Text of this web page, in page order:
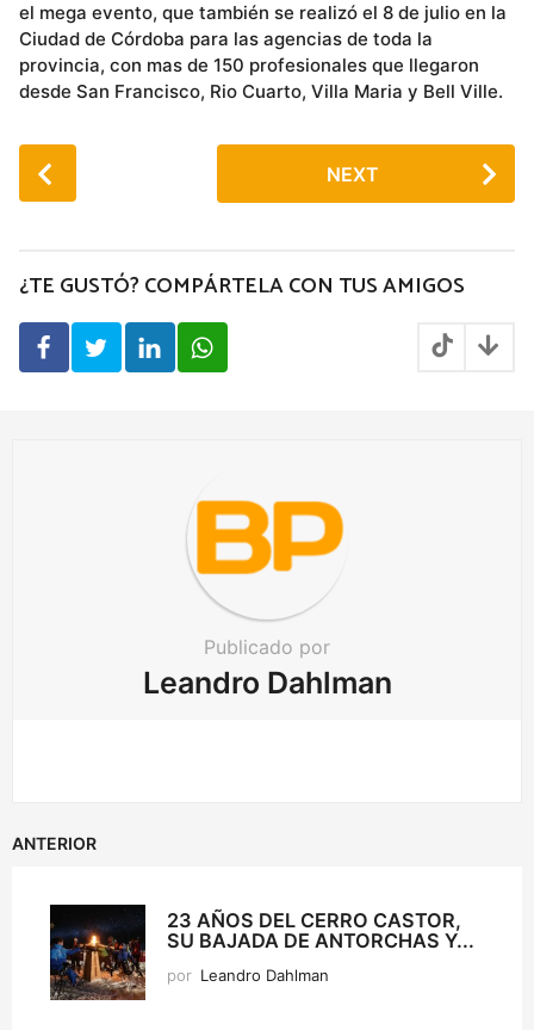
el mega evento, que también se realizó el 8 de julio en la
Ciudad de Córdoba para las agencias de toda la
provincia, con mas de 150 profesionales que llegaron
desde San Francisco, Rio Cuarto, Villa Maria y Bell Ville.
P
o
P
a
i
NEXT
¿TE GUSTÓ? COMPÁRTELA CON TUS AMIGOS
Publicado por
Leandro Dahlman
ANTERIOR
23 AÑOS DEL CERRO CASTOR,
SU BAJADA DE ANTORCHAS Y...
por Leandro Dahlman